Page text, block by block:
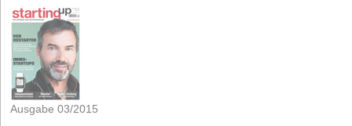
Ausgabe 03/2015